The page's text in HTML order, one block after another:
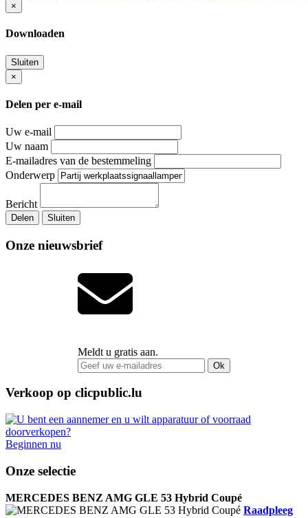
×
Downloaden
Sluiten
×
Delen per e-mail
Uw e-mail
Uw naam
E-mailadres van de bestemmeling
Onderwerp
Bericht
Delen Sluiten
Onze nieuwsbrief
Meldt u gratis aan.
Ok
Verkoop op clicpublic.lu
Beginnen nu
Onze selectie
MERCEDES BENZ AMG GLE 53 Hybrid Coupé
Raadpleeg